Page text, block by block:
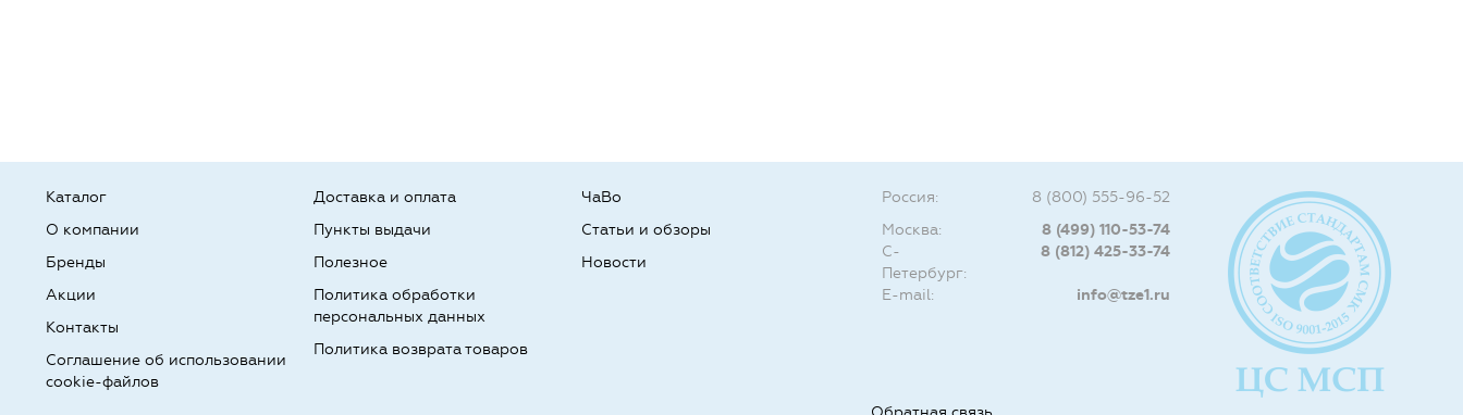
Каталог
О компании
Бренды
Доставка и оплата
Пункты выдачи
Полезное
ЧаВо
Статьи и обзоры
Новости
Акции
Контакты
Соглашение об использовании
cookie-файлов
Политика обработки
персональных данных
Политика возврата товаров
Россия:
8 (800) 555-96-52
Москва:
8 (499) 110-53-74
С-
Петербург:
8 (812) 425-33-74
E-mail: info@tze1.ru